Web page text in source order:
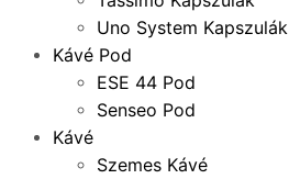
Uno System Kapszulák
Kávé Pod
ESE 44 Pod
Senseo Pod
Kávé
Szemes Kávé